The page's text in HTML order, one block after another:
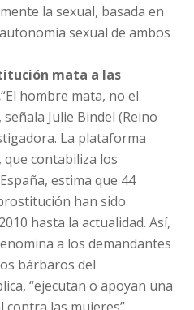
la sexual, basada en
sexual de ambos
mata a las
“El hombre mata, no el
Julie Bindel (Reino
La plataforma
contabiliza los
estima que 44
han sido
hasta la actualidad. Así,
a los demandantes
bárbaros del
“ejecutan o apoyan una